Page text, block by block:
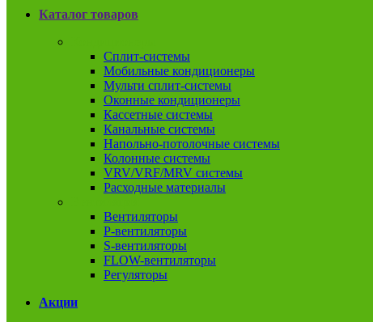
Каталог товаров
Сплит-системы
Мобильные кондиционеры
Мульти сплит-системы
Оконные кондиционеры
Кассетные системы
Канальные системы
Напольно-потолочные системы
Колонные системы
VRV/VRF/MRV системы
Расходные материалы
Вентиляторы
P-вентиляторы
S-вентиляторы
FLOW-вентиляторы
Регуляторы
Акции